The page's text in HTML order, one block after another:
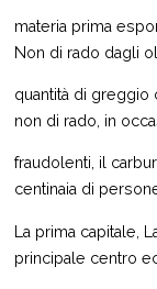
materia prima
Non di rado dagli
quantità di greggio
non di rado, in
fraudolenti, il
centinaia di
La prima capitale,
principale centro